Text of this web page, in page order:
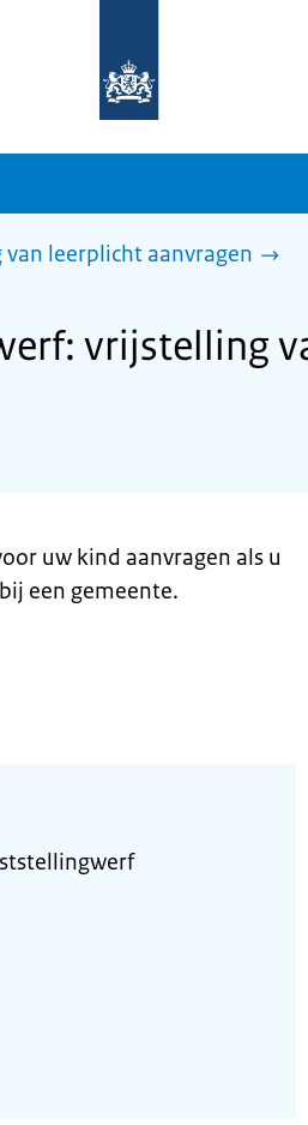
homepage
sdg.rijksoverheid.nl
leerplicht aanvragen
vrijstelling
uw kind aanvragen als u
een gemeente.